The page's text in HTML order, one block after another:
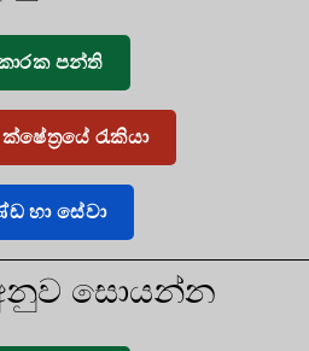
පන්ති
රැකියා
හා සේවා
සොයන්න